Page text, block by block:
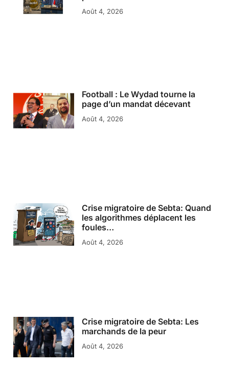
Août 4, 2026
Football : Le Wydad tourne la
page d’un mandat décevant
Août 4, 2026
Crise migratoire de Sebta: Quand
les algorithmes déplacent les
foules…
Août 4, 2026
Crise migratoire de Sebta: Les
marchands de la peur
Août 4, 2026